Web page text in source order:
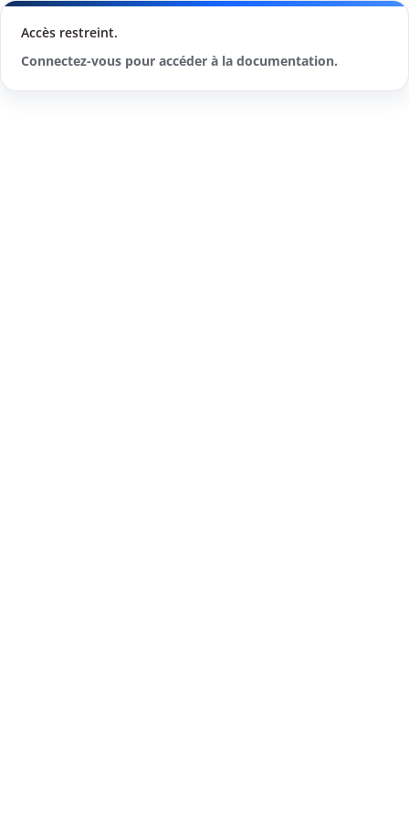
Accès restreint.
Connectez-vous pour accéder à la documentation.